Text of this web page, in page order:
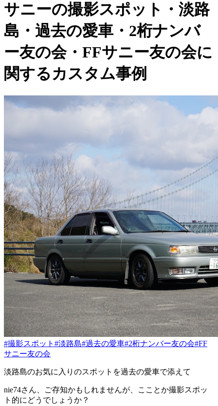
サニーの撮影スポット・淡路
島・過去の愛車・2桁ナンバ
ー友の会・FFサニー友の会に
関するカスタム事例
#撮影スポット #淡路島#過去の愛車#2桁ナンバー友の会#FF
サニー友の会
淡路島のお気に入りのスポットを過去の愛車で添えて
nie74さん、ご存知かもしれませんが、こことか撮影スポッ
ト的にどうでしょうか？